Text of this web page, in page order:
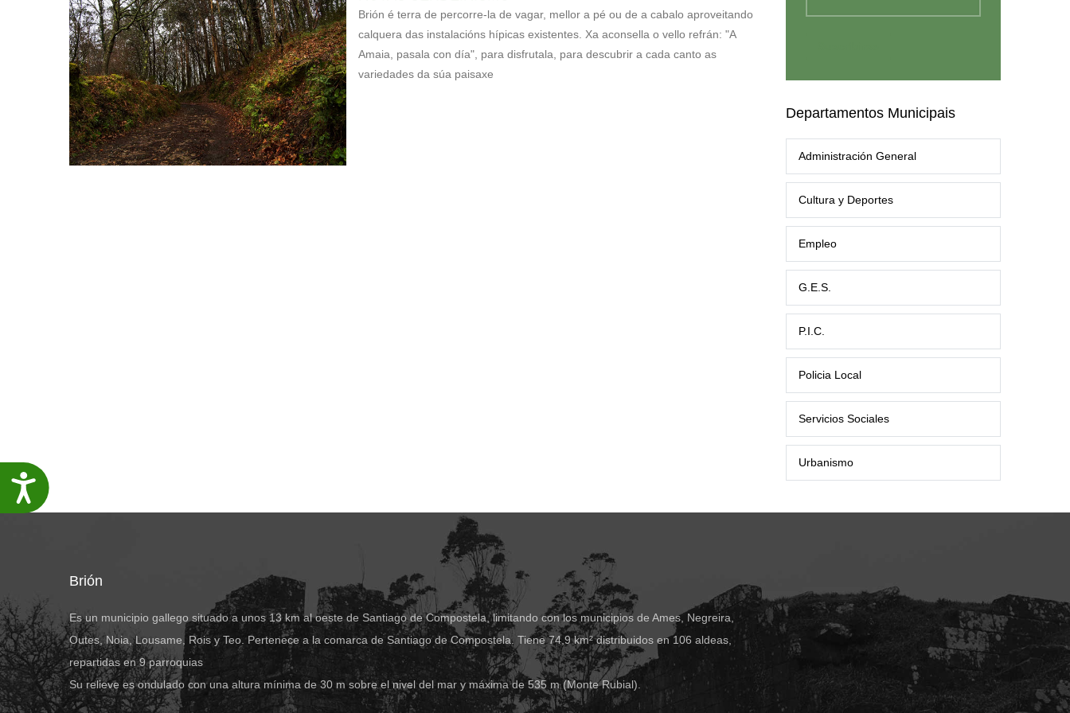
Accesibilidade
Brión é terra de percorre-la de vagar, mellor a pé ou de a cabalo aproveitando
calquera das instalacións hípicas existentes. Xa aconsella o vello refrán: "A
Amaia, pasala con día", para disfrutala, para descubrir a cada canto as
variedades da súa paisaxe
Departamentos Municipais
Administración General
Cultura y Deportes
Empleo
G.E.S.
P.I.C.
Policia Local
Servicios Sociales
Urbanismo
Brión
Es un municipio gallego situado a unos 13 km al oeste de Santiago de Compostela, limitando con los municipios de Ames, Negreira,
Outes, Noia, Lousame, Rois y Teo. Pertenece a la comarca de Santiago de Compostela. Tiene 74,9 km² distribuidos en 106 aldeas,
repartidas en 9 parroquias
Su relieve es ondulado con una altura mínima de 30 m sobre el nivel del mar y máxima de 535 m (Monte Rubial).